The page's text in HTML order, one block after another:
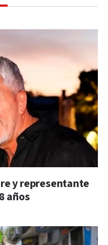
y representante
años